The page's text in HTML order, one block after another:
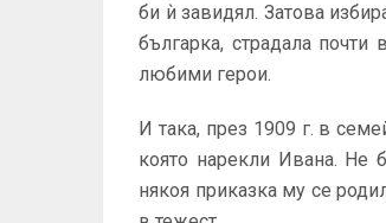
би ѝ завидял. Затова
българка, страдала
любими герои.
И така, през 1909 г. в
която нарекли Ивана.
някоя приказка му се